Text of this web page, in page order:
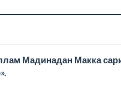
Мадинадан Макка